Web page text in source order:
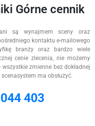
Górne cennik
są wynajmem sceny oraz
kontaktu e-mailowego
branży oraz bardzo wiele
cenie zlecenia, nie możemy
zmienne bez dokładnej
ma obsłużyć.
403